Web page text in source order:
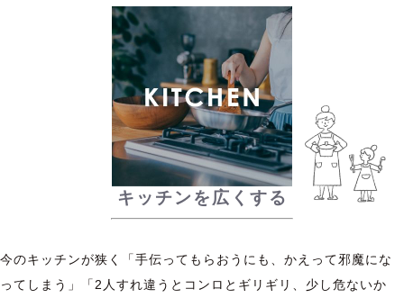
キッチンを広くする
今のキッチンが狭く「手伝ってもらおうにも、かえって邪魔にな
ってしまう」「2人すれ違うとコンロとギリギリ、少し危ないか